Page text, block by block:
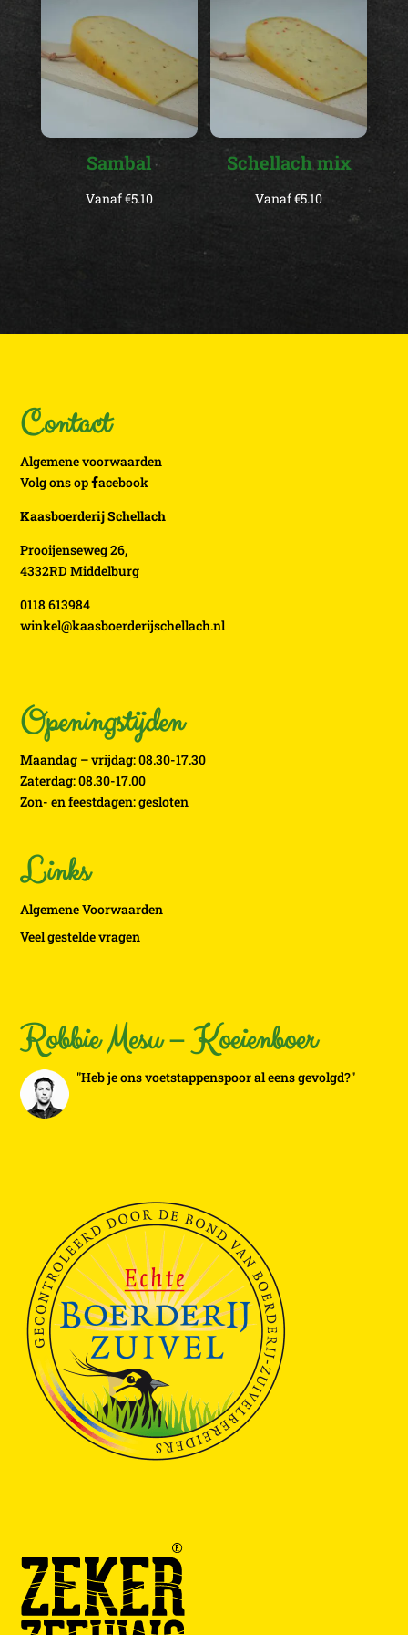
Sambal
Vanaf€5.10
Schellach mix
Vanaf€5.10
Contact
Algemene voorwaarden
Volg ons op acebook
Kaasboerderij Schellach
Prooijenseweg 26,
4332RD Middelburg
0118 613984
winkel@kaasboerderijschellach.nl
Openingstijden
Maandag – vrijdag: 08.30-17.30
Zaterdag: 08.30-17.00
Zon- en feestdagen: gesloten
Links
Algemene Voorwaarden
Veel gestelde vragen
Robbie Mesu – Koeienboer
"Heb je ons voetstappenspoor al eens gevolgd?"